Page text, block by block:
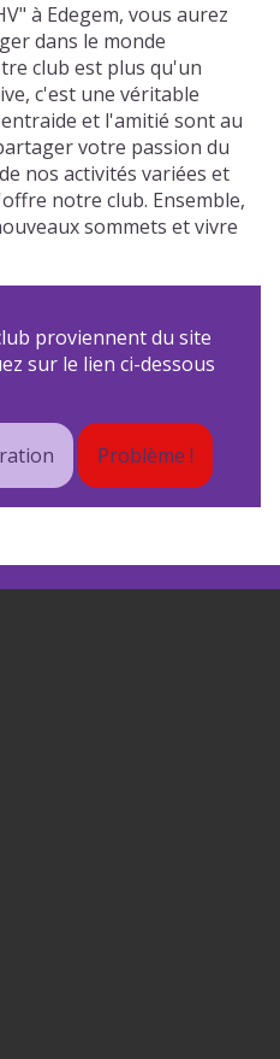
à Edegem, vous aurez
dans le monde
club est plus qu'un
c'est une véritable
et l'amitié sont au
votre passion du
nos activités variées et
notre club. Ensemble,
sommets et vivre
proviennent du site
sur le lien ci-dessous
Problème !